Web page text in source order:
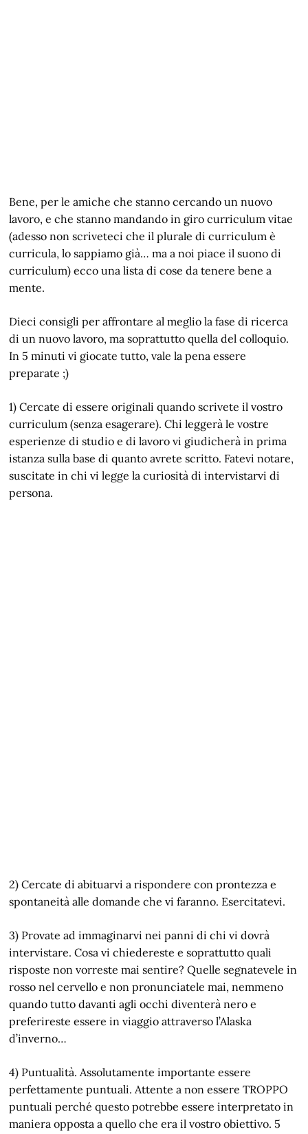
Bene, per le amiche che stanno cercando un nuovo
lavoro, e che stanno mandando in giro curriculum vitae
(adesso non scriveteci che il plurale di curriculum è
curricula, lo sappiamo già… ma a noi piace il suono di
curriculum) ecco una lista di cose da tenere bene a
mente.
Dieci consigli per affrontare al meglio la fase di ricerca
di un nuovo lavoro, ma soprattutto quella del colloquio.
In 5 minuti vi giocate tutto, vale la pena essere
preparate ;)
1) Cercate di essere originali quando scrivete il vostro
curriculum (senza esagerare). Chi leggerà le vostre
esperienze di studio e di lavoro vi giudicherà in prima
istanza sulla base di quanto avrete scritto. Fatevi notare,
suscitate in chi vi legge la curiosità di intervistarvi di
persona.
2) Cercate di abituarvi a rispondere con prontezza e
spontaneità alle domande che vi faranno. Esercitatevi.
3) Provate ad immaginarvi nei panni di chi vi dovrà
intervistare. Cosa vi chiedereste e soprattutto quali
risposte non vorreste mai sentire? Quelle segnatevele in
rosso nel cervello e non pronunciatele mai, nemmeno
quando tutto davanti agli occhi diventerà nero e
preferireste essere in viaggio attraverso l’Alaska
d’inverno…
4) Puntualità. Assolutamente importante essere
perfettamente puntuali. Attente a non essere TROPPO
puntuali perché questo potrebbe essere interpretato in
maniera opposta a quello che era il vostro obiettivo. 5